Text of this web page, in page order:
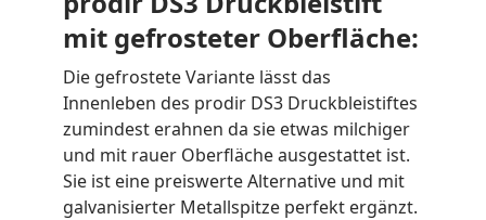
mit gefrosteter Oberfläche:
Die gefrostete Variante lässt das
Innenleben des prodir DS3 Druckbleistiftes
zumindest erahnen da sie etwas milchiger
und mit rauer Oberfläche ausgestattet ist.
Sie ist eine preiswerte Alternative und mit
galvanisierter Metallspitze perfekt ergänzt.